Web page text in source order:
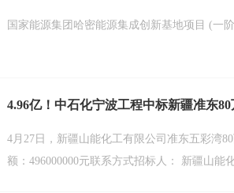
国家能源集团哈密能源集成创新基地项目 (一
4.96亿！中石化宁波工程中标新疆准东
4月27日，新疆山能化工有限公司准东五彩湾
额：496000000元联系方式招标人： 新疆山